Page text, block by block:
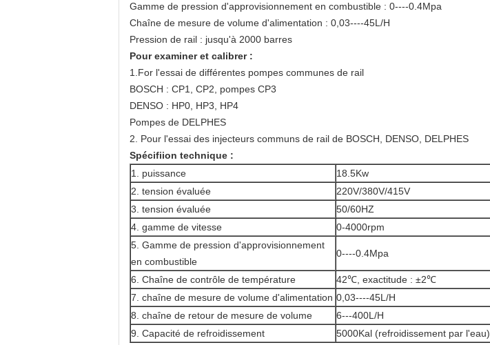
Gamme de pression d'approvisionnement en combustible : 0----0.4Mpa
Chaîne de mesure de volume d'alimentation : 0,03----45L/H
Pression de rail : jusqu'à 2000 barres
Pour examiner et calibrer :
1.For l'essai de différentes pompes communes de rail
BOSCH : CP1, CP2, pompes CP3
DENSO : HP0, HP3, HP4
Pompes de DELPHES
2. Pour l'essai des injecteurs communs de rail de BOSCH, DENSO, DELPHES
Spécifiion technique :
1. puissance
18.5Kw
2. tension évaluée
220V/380V/415V
3. tension évaluée
50/60HZ
4. gamme de vitesse
0-4000rpm
5. Gamme de pression d'approvisionnement
en combustible
0----0.4Mpa
6. Chaîne de contrôle de température
42℃, exactitude : ±2℃
7. chaîne de mesure de volume d'alimentation 0,03----45L/H
8. chaîne de retour de mesure de volume
6---400L/H
9. Capacité de refroidissement
5000Kal (refroidissement par l'eau)